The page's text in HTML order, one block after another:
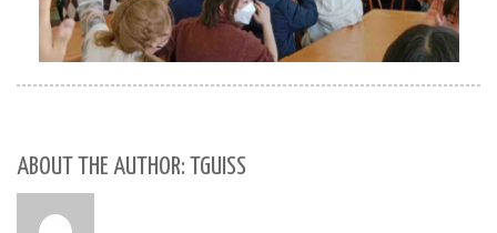
ABOUT THE AUTHOR: TGUISS